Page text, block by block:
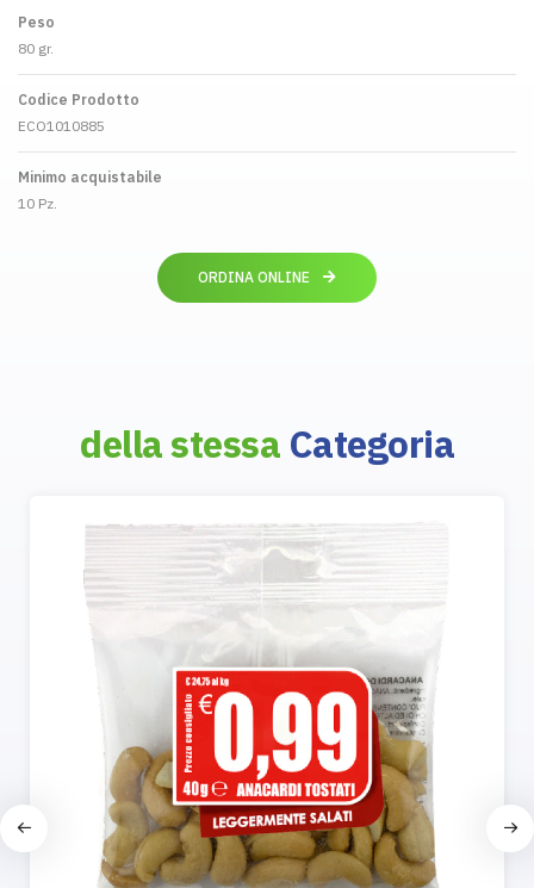
Peso
80 gr.
Codice Prodotto
ECO1010885
Minimo acquistabile
10 Pz.
ORDINA ONLINE
della stessa Categoria